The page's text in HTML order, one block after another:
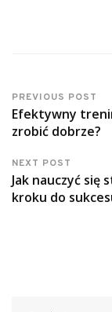
PREVIOUS POST
Efektywny
zrobić dobrze?
NEXT POST
Jak nauczyć się
kroku do